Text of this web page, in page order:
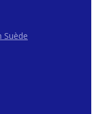
Suède